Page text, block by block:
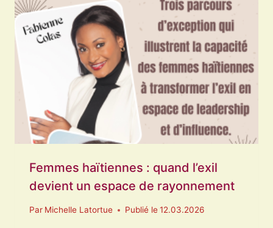
DE
SURVIE
Femmes haïtiennes : quand l’exil
devient un espace de rayonnement
Par Michelle Latortue Publié le 12.03.2026